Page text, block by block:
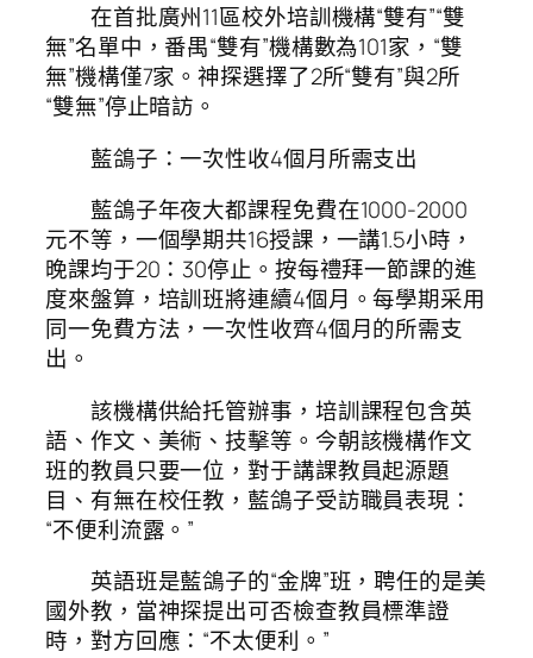
在首批廣州11區校外培訓機構“雙有”“雙
無”名單中，番禺“雙有”機構數為101家，“雙
無”機構僅7家。神探選擇了2所“雙有”與2所
“雙無”停止暗訪。
藍鴿子：一次性收4個月所需支出
藍鴿子年夜大都課程免費在1000-2000
元不等，一個學期共16授課，一講1.5小時，
晚課均于20：30停止。按每禮拜一節課的進
度來盤算，培訓班將連續4個月。每學期采用
同一免費方法，一次性收齊4個月的所需支
出。
該機構供給托管辦事，培訓課程包含英
語、作文、美術、技擊等。今朝該機構作文
班的教員只要一位，對于講課教員起源題
目、有無在校任教，藍鴿子受訪職員表現：
“不便利流露。”
英語班是藍鴿子的“金牌”班，聘任的是美
國外教，當神探提出可否檢查教員標準證
時，對方回應：“不太便利。”